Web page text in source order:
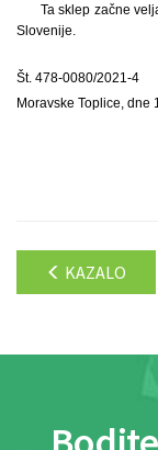
Ta sklep začne
Slovenije.
Št. 478-0080/2021-4
Moravske Toplice, dne
KAZALO